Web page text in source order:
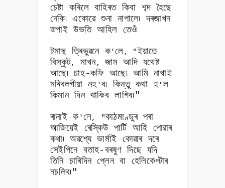
চেষ্টা কৰিলে বাহিৰত কিবা শব্দ হৈছে
নেকি৷ একোৱে শুনা নাপালে৷ দৰজাখন
জপাই উভতি আহিল তেওঁ৷
টমাছ ত্ৰিভুৱনে ক'লে, "ইয়াতে
বিস্কুট, মাখন,জাম আদি যথেষ্ট
আছে৷ চাহ-কফি আছে৷ আমি নাখাই
মৰিবলগীয়া নহ'ব৷ কিন্তু কথা হ' ল
কিমান দিন থাকিব লাগিব৷"
ৰানাই ক 'লে, "কাঠমাণ্ডুৰ পৰা
আজিয়েই ৰেস্কিউ পাৰ্টি আহি পোৱাৰ
কথা৷ অৱশ্যে ভাৰ্মাই কোৱাৰ দৰে
সেইপিনে বতাহ-বৰষুণ দিছে যদি
তিনি চাৰিদিন প্লেন বা হেলিকেপ্টাৰ
নচলিব৷"